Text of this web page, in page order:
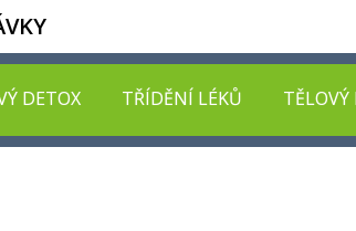
DETOX TŘÍDĚNÍ LÉKŮ TĚLOVÝ